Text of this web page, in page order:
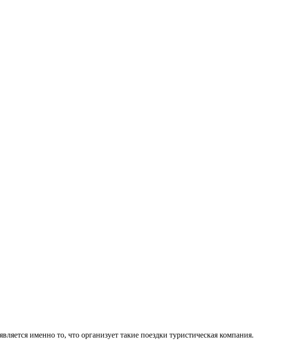
именно то, что организует такие поездки туристическая компания.